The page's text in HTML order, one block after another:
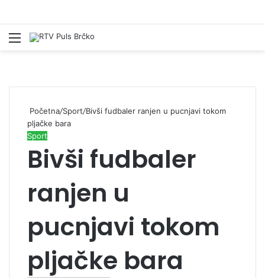
Izbornik
Početna/Sport/Bivši fudbaler ranjen u pucnjavi tokom
pljačke bara
Sport
Bivši fudbaler
ranjen u
pucnjavi tokom
pljačke bara